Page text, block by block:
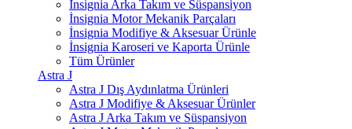
İnsignia Arka Takım ve Süspansiyon
İnsignia Motor Mekanik Parçaları
İnsignia Modifiye & Aksesuar Ürünle
İnsignia Karoseri ve Kaporta Ürünle
Tüm Ürünler
Astra J
Astra J Dış Aydınlatma Ürünleri
Astra J Modifiye & Aksesuar Ürünler
Astra J Arka Takım ve Süspansiyon